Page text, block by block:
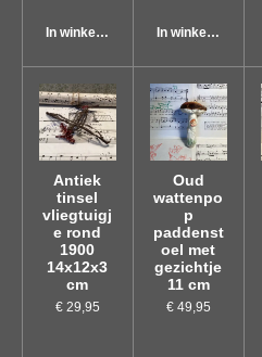
In winkelwagen In winkelwagen
Antiek
tinsel
vliegtuigj
e rond
1900
14x12x3
cm
€ 29,95
Oud
wattenpo
p
paddenst
oel met
gezichtje
11 cm
€ 49,95